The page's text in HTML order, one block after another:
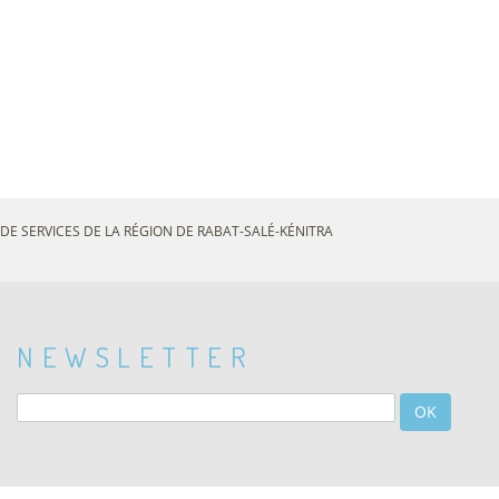
SERVICES DE LA RÉGION DE RABAT-SALÉ-KÉNITRA
NEWSLETTER
OK